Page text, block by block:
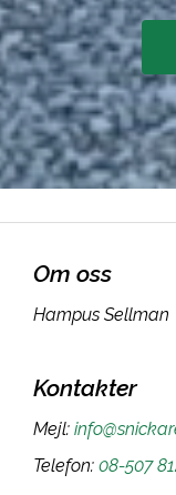
Om oss
Hampus Sellman
Kontakter
Mejl:
Telefon: 08-507